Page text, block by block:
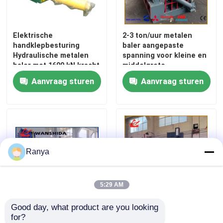
Horizontale Persmachine
Scheerbalenpers
De hydraulische Machine van de Metaalpers
Schrootpersmachine
Metalen briketteerpers
Schroot Scherende Machine
Elektrische
handklepbesturing
Hydraulische metalen
baler met 1600 kN kracht
25MPa voor
afvalrecycling
Aanvraag sturen
2-3 ton/uur metalen
baler aangepaste
spanning voor kleine en
middelgrote
metaalschroot recycling
met evenwichtige
prestaties
Aanvraag sturen
Mobiele metalen baler
voor dieselschroot met
4500 kg/h metalen baler
Ranya
5:29 AM
Good day, what product are you looking
for?